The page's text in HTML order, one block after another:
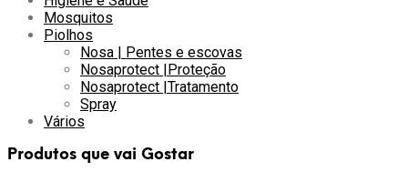
Mosquitos
Piolhos
Nosa | Pentes e escovas
Nosaprotect |Proteção
Nosaprotect |Tratamento
Spray
Vários
Produtos que vai Gostar